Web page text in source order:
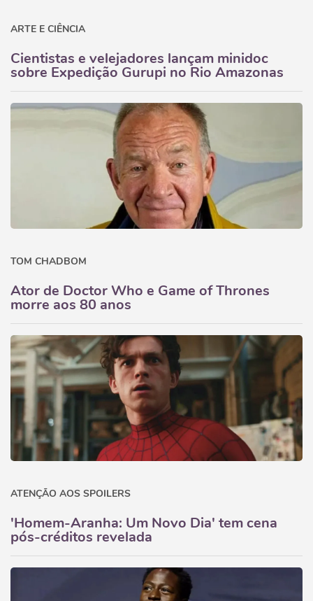
ARTE E CIÊNCIA
Cientistas e velejadores lançam minidoc
sobre Expedição Gurupi no Rio Amazonas
TOM CHADBOM
Ator de Doctor Who e Game of Thrones
morre aos 80 anos
ATENÇÃO AOS SPOILERS
'Homem-Aranha: Um Novo Dia' tem cena
pós-créditos revelada